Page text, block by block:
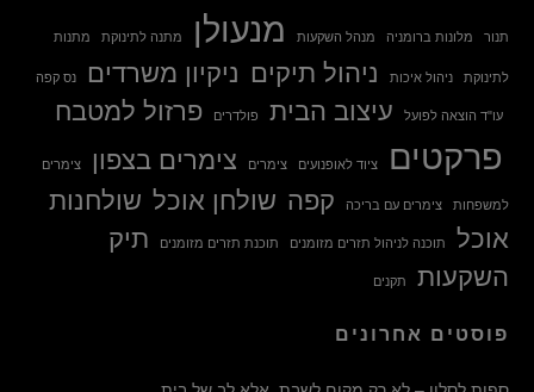
תנור מלונות ברומניה מנהל השקעות מנעולן מתנה לתינוקת מתנות
לתינוקת ניהול איכות ניהול תיקים ניקיון משרדים נס קפה
עו"ד הוצאה לפועל עיצוב הבית פולדרים פרזול למטבח
פרקטים ציוד לאופנועים צימרים צימרים בצפון צימרים
למשפחות צימרים עם בריכה קפה שולחן אוכל שולחנות
אוכל
תוכנה לניהול תזרים מזומנים תוכנת תזרים מזומנים
תיק
השקעות
תקנים
פוסטים אחרונים